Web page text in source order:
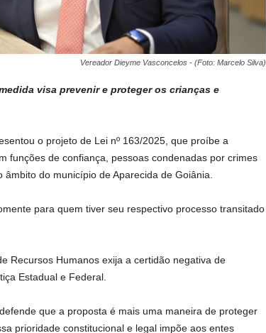
Vereador Dieyme Vasconcelos - (Foto: Marcelo Silva)
visa prevenir e proteger os crianças e
o projeto de Lei nº 163/2025, que proíbe a
funções de confiança, pessoas condenadas por crimes
do município de Aparecida de Goiânia.
para quem tiver seu respectivo processo transitado
Recursos Humanos exija a certidão negativa de
Estadual e Federal.
que a proposta é mais uma maneira de proteger
prioridade constitucional e legal impõe aos entes